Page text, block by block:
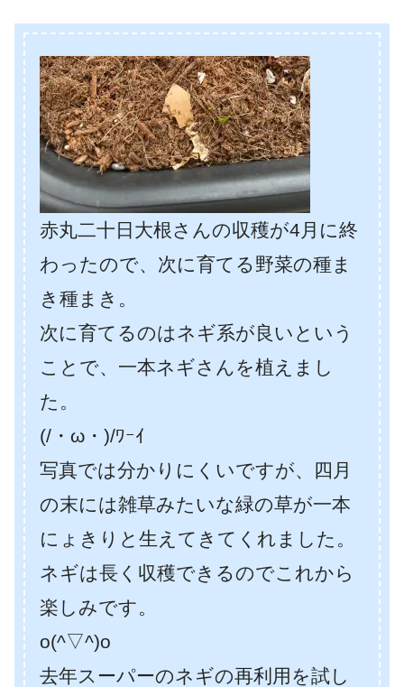
赤丸二十日大根さんの収穫が4月に終
わったので、次に育てる野菜の種ま
き種まき。
次に育てるのはネギ系が良いという
ことで、一本ネギさんを植えまし
た。
(/・ω・)/ﾜｰｲ
写真では分かりにくいですが、四月
の末には雑草みたいな緑の草が一本
にょきりと生えてきてくれました。
ネギは長く収穫できるのでこれから
楽しみです。
o(^▽^)o
去年スーパーのネギの再利用を試し